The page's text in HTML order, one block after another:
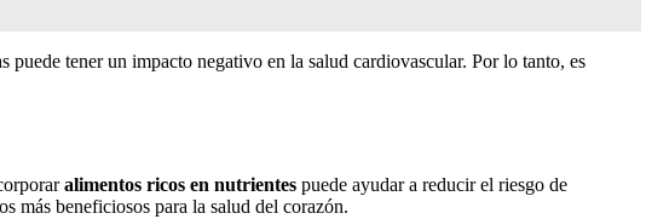
tener un impacto negativo en la salud cardiovascular. Por lo tanto, es
alimentos ricos en nutrientes puede ayudar a reducir el riesgo de
más beneficiosos para la salud del corazón.